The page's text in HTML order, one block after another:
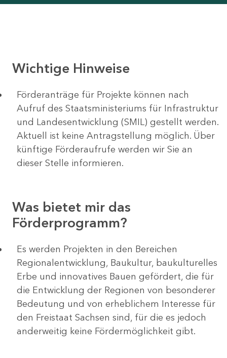
Wichtige Hinweise
Förderanträge für Projekte können nach
Aufruf des Staatsministeriums für Infrastruktur
und Landesentwicklung (SMIL) gestellt werden.
Aktuell ist keine Antragstellung möglich. Über
künftige Förderaufrufe werden wir Sie an
dieser Stelle informieren.
Was bietet mir das
Förderprogramm?
Es werden Projekten in den Bereichen
Regionalentwicklung, Baukultur, baukulturelles
Erbe und innovatives Bauen gefördert, die für
die Entwicklung der Regionen von besonderer
Bedeutung und von erheblichem Interesse für
den Freistaat Sachsen sind, für die es jedoch
anderweitig keine Fördermöglichkeit gibt.